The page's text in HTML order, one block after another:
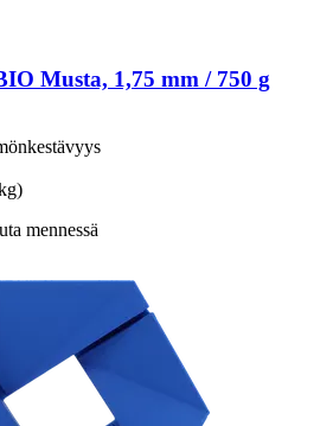
Musta, 1,75 mm / 750 g
mennessä